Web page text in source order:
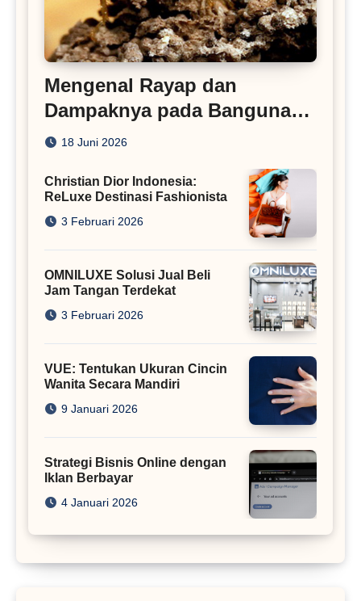
Mengenal Rayap dan
Dampaknya pada Bangunan
Rumah
18 Juni 2026
Christian Dior Indonesia:
ReLuxe Destinasi Fashionista
3 Februari 2026
OMNILUXE Solusi Jual Beli
Jam Tangan Terdekat
3 Februari 2026
VUE: Tentukan Ukuran Cincin
Wanita Secara Mandiri
9 Januari 2026
Strategi Bisnis Online dengan
Iklan Berbayar
4 Januari 2026